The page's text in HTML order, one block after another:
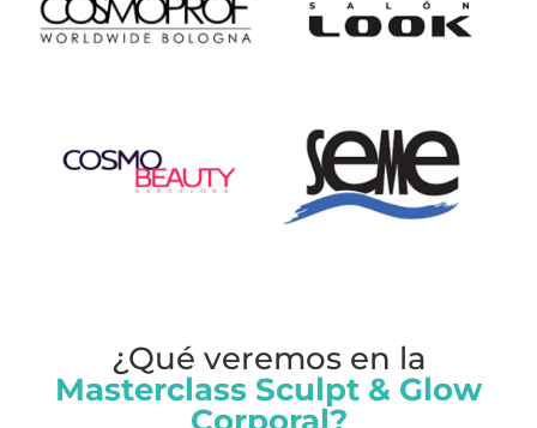
¿Qué veremos en la
Masterclass Sculpt & Glow